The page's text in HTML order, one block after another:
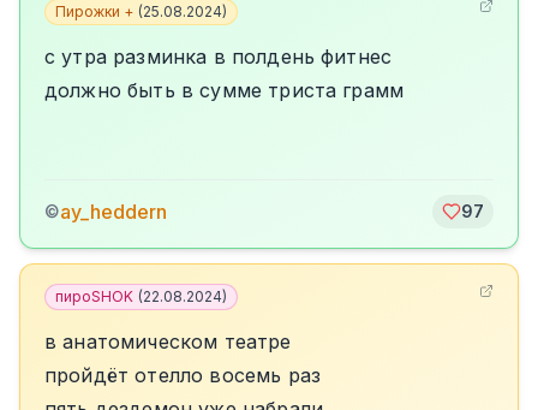
Пирожки + (25.08.2024)
с утра разминка в полдень фитнес
должно быть в сумме триста грамм
©ay_heddern 97
пироSHOK (22.08.2024)
в анатомическом театре
пройдёт отелло восемь раз